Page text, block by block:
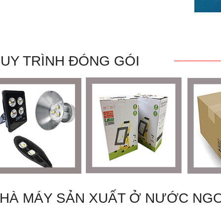
TRÌNH ĐÓNG GÓI
MÁY SẢN XUẤT Ở NƯỚC